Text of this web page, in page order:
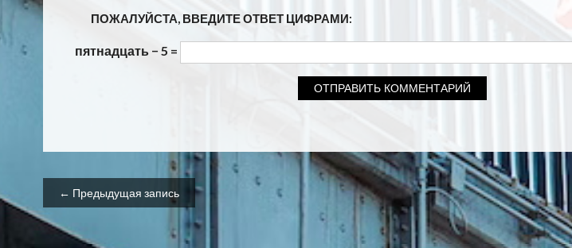
ПОЖАЛУЙСТА, ВВЕДИТЕ ОТВЕТ ЦИФРАМИ:
пятнадцать − 5 =
Навигация по записям
← Предыдущая запись